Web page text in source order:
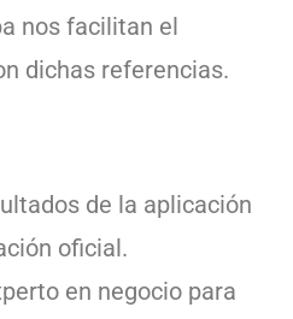
nos facilitan el
dichas referencias.
de la aplicación
oficial.
en negocio para